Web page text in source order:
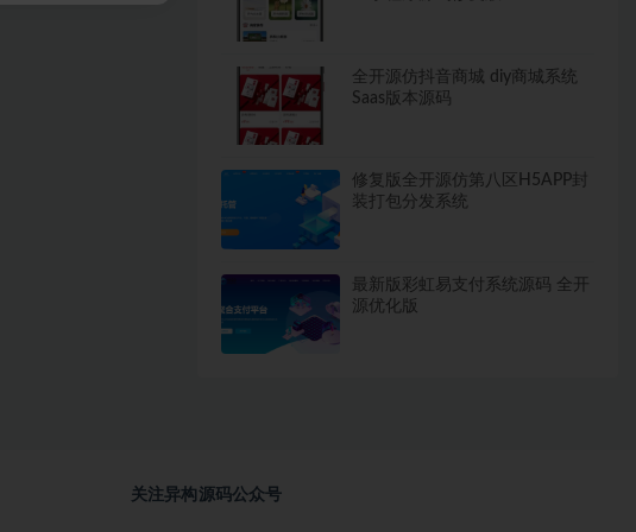
全开源仿抖音商城 diy商城系统
Saas版本源码
修复版全开源仿第八区H5APP封
装打包分发系统
最新版彩虹易支付系统源码 全开
源优化版
关注异构源码公众号